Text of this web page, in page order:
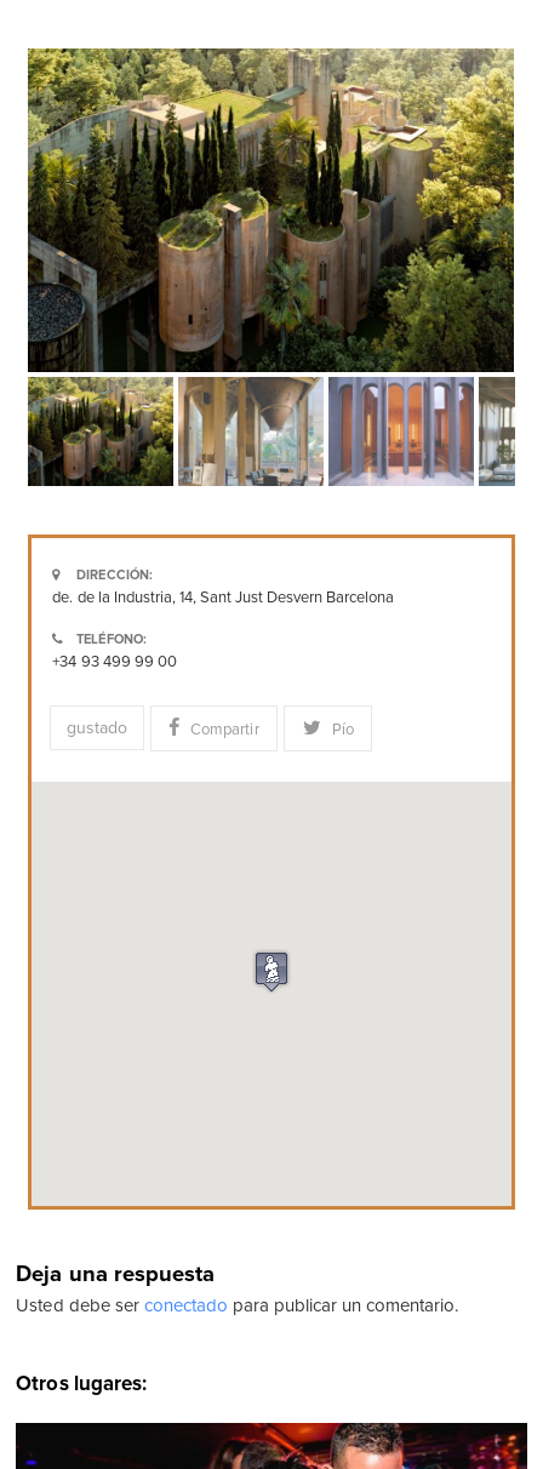
DIRECCIÓN:
de. de la Industria, 14, Sant Just Desvern Barcelona
TELÉFONO:
+34 93 499 99 00
gustado Compartir Pío
Deja una respuesta
Usted debe ser conectado para publicar un comentario.
Otros lugares: